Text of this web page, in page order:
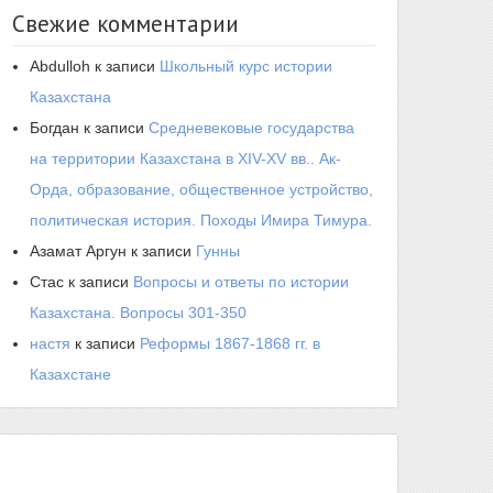
Свежие комментарии
Abdulloh к записи Школьный курс истории
Казахстана
Богдан к записи Средневековые государства
на территории Казахстана в XIV-XV вв.. Ак-
Орда, образование, общественное устройство,
политическая история. Походы Имира Тимура.
Азамат Аргун к записи Гунны
Стас к записи Вопросы и ответы по истории
Казахстана. Вопросы 301-350
настя к записи Реформы 1867-1868 гг. в
Казахстане